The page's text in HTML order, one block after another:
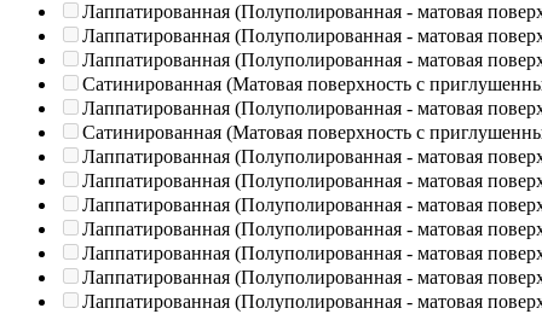
Лаппатированная (Полуполированная - матовая
Лаппатированная (Полуполированная - матовая
Лаппатированная (Полуполированная - матовая
Сатинированная (Матовая поверхность с
Лаппатированная (Полуполированная - матовая
Сатинированная (Матовая поверхность с
Лаппатированная (Полуполированная - матовая
Лаппатированная (Полуполированная - матовая
Лаппатированная (Полуполированная - матовая
Лаппатированная (Полуполированная - матовая
Лаппатированная (Полуполированная - матовая
Лаппатированная (Полуполированная - матовая
Лаппатированная (Полуполированная - матовая